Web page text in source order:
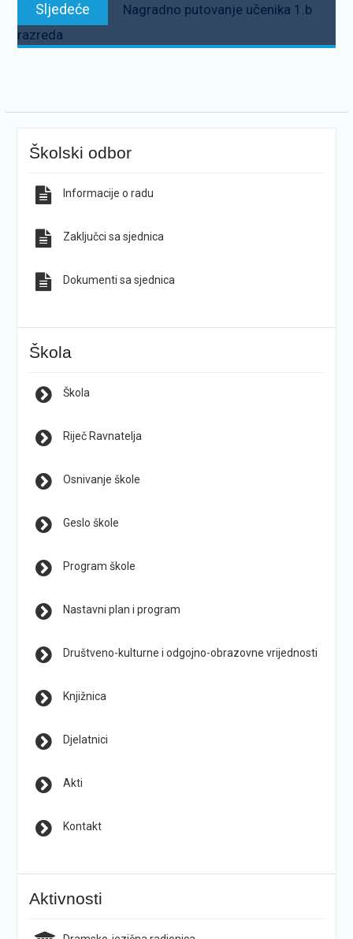
Sljedeće
Nagradno putovanje učenika 1.b
razreda
Školski odbor
Informacije o radu
Zaključci sa sjednica
Dokumenti sa sjednica
Škola
Škola
Riječ Ravnatelja
Osnivanje škole
Geslo škole
Program škole
Nastavni plan i program
Društveno-kulturne i odgojno-obrazovne vrijednosti
Knjižnica
Djelatnici
Akti
Kontakt
Aktivnosti